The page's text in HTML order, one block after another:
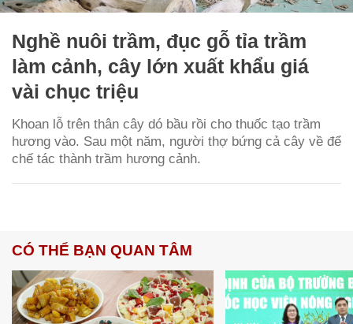
Nghề nuôi trầm, đục gỗ tỉa trầm
làm cảnh, cây lớn xuất khẩu giá
vài chục triệu
Khoan lỗ trên thân cây dó bầu rồi cho thuốc tạo trầm
hương vào. Sau một năm, người thợ bứng cả cây về để
chế tác thành trầm hương cảnh.
CÓ THỂ BẠN QUAN TÂM